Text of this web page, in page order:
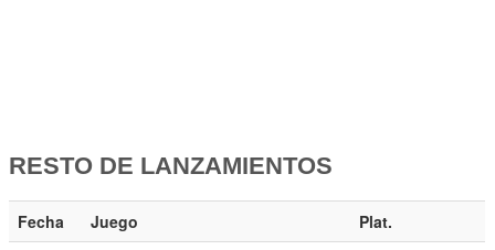
RESTO DE LANZAMIENTOS
Fecha Juego Plat.